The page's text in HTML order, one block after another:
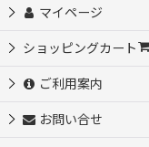
マイページ
ショッピングカート
ご利用案内
お問い合せ